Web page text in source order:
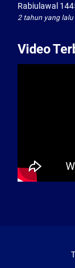
Rabiulawal
2 tahun yang lalu
Video